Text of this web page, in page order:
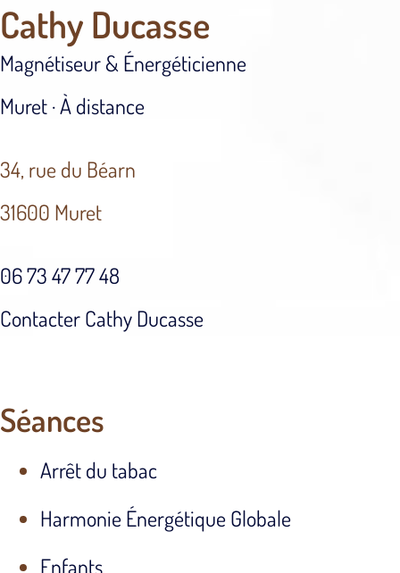
Cathy Ducasse
Magnétiseur & Énergéticienne
Muret · À distance
34, rue du Béarn
31600 Muret
06 73 47 77 48
Contacter Cathy Ducasse
Séances
Arrêt du tabac
Harmonie Énergétique Globale
Enfants